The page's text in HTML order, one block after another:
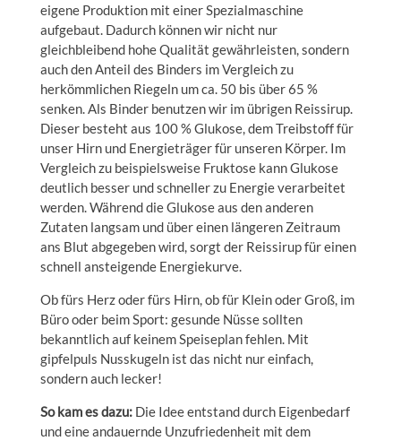
eigene Produktion mit einer Spezialmaschine
aufgebaut. Dadurch können wir nicht nur
gleichbleibend hohe Qualität gewährleisten, sondern
auch den Anteil des Binders im Vergleich zu
herkömmlichen Riegeln um ca. 50 bis über 65 %
senken. Als Binder benutzen wir im übrigen Reissirup.
Dieser besteht aus 100 % Glukose, dem Treibstoff für
unser Hirn und Energieträger für unseren Körper. Im
Vergleich zu beispielsweise Fruktose kann Glukose
deutlich besser und schneller zu Energie verarbeitet
werden. Während die Glukose aus den anderen
Zutaten langsam und über einen längeren Zeitraum
ans Blut abgegeben wird, sorgt der Reissirup für einen
schnell ansteigende Energiekurve.
Ob fürs Herz oder fürs Hirn, ob für Klein oder Groß, im
Büro oder beim Sport: gesunde Nüsse sollten
bekanntlich auf keinem Speiseplan fehlen. Mit
gipfelpuls Nusskugeln ist das nicht nur einfach,
sondern auch lecker!
So kam es dazu: Die Idee entstand durch Eigenbedarf
und eine andauernde Unzufriedenheit mit dem